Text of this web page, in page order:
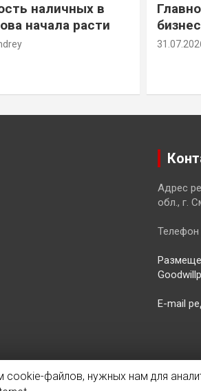
наличных в
начала расти
Адрес
обл., г.
Телефон
E-mail
cookie-файлов, нужных нам для